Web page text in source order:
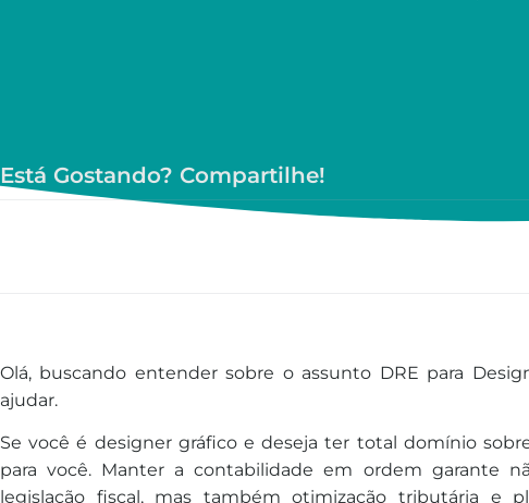
Está Gostando? Compartilhe!
Olá, buscando entender sobre o assunto DRE para
ajudar.
Se você é designer gráfico e deseja ter total domínio
para você. Manter a contabilidade em ordem garante
legislação fiscal, mas também otimização tributária e